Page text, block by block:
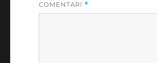
COMENTARI *